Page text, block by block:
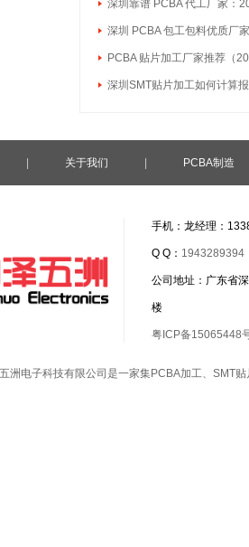
深圳靠谱 PCBA 代工厂家：
深圳 PCBA 包工包料优质厂
PCBA 贴片加工厂家推荐（
深圳SMT贴片加工如何计算
关于我们 PCBA制造
手机：龙经理：
Q Q： 1943289394
公司地址：广东省
楼
粤ICP备15065448
洲电子科技有限公司是一家集PCBA加工、 SMT贴